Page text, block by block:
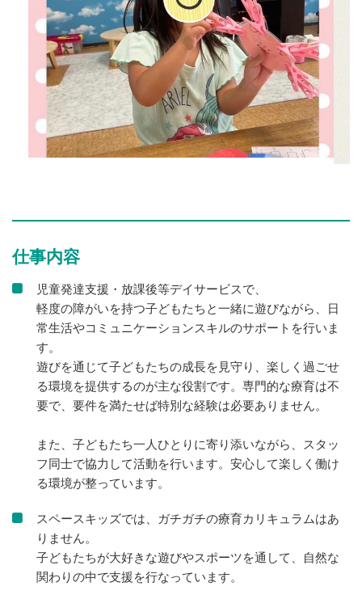
仕事内容
児童発達支援・放課後等デイサービスで、
軽度の障がいを持つ子どもたちと一緒に遊びながら、日
常生活やコミュニケーションスキルのサポートを行いま
す。
遊びを通じて子どもたちの成長を見守り、楽しく過ごせ
る環境を提供するのが主な役割です。専門的な療育は不
要で、要件を満たせば特別な経験は必要ありません。
また、子どもたち一人ひとりに寄り添いながら、スタッ
フ同士で協力して活動を行います。安心して楽しく働け
る環境が整っています。
スペースキッズでは、ガチガチの療育カリキュラムはあ
りません。
子どもたちが大好きな遊びやスポーツを通して、自然な
関わりの中で支援を行なっています。